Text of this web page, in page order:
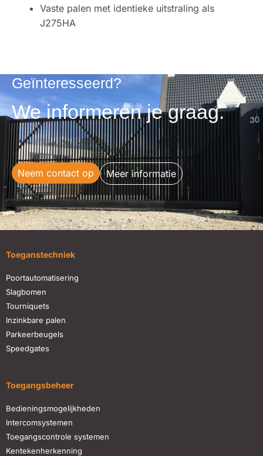
Vaste palen met identieke uitstraling als
J275HA
Geïnteresseerd?
We informeren je graag.
Neem contact op Meer informatie
Toeganstechniek
Poortautomatisering
Slagbomen
Tourniquets
Inzinkbare palen
Parkeerbeugels
Speedgates
Toegangsbeheer
Bedieningsmogelijkheden
Intercomsystemen
Toegangscontrole systemen
Kentekenherkenning